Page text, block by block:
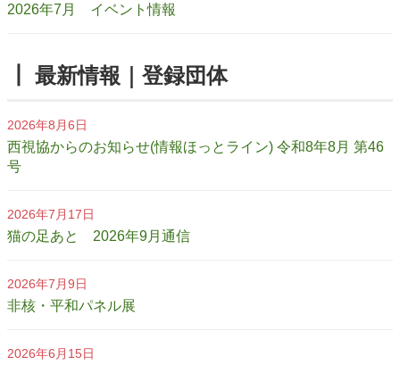
2026年7月 イベント情報
┃ 最新情報｜登録団体
2026年8月6日
西視協からのお知らせ(情報ほっとライン) 令和8年8月 第46
号
2026年7月17日
猫の足あと 2026年9月通信
2026年7月9日
非核・平和パネル展
2026年6月15日